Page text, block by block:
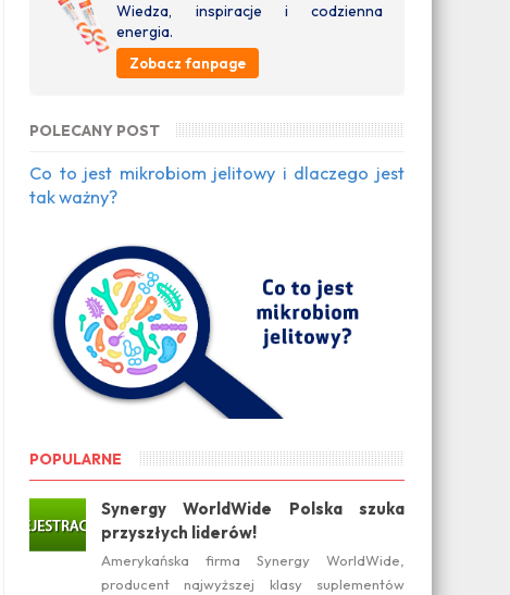
Wiedza, inspiracje i codzienna
energia.
Zobacz fanpage
POLECANY POST
Co to jest mikrobiom jelitowy i dlaczego jest
tak ważny?
POPULARNE
Synergy WorldWide Polska szuka
przyszłych liderów!
Amerykańska firma Synergy WorldWide,
producent najwyższej klasy suplementów